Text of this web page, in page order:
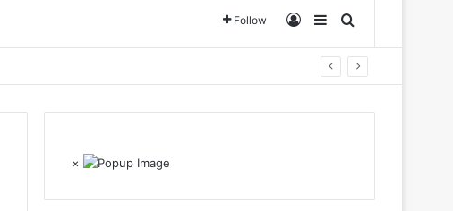
Follow Log InSidebarSearch for
×